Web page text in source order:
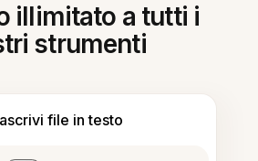
illimitato a tutti i
strumenti
file in testo